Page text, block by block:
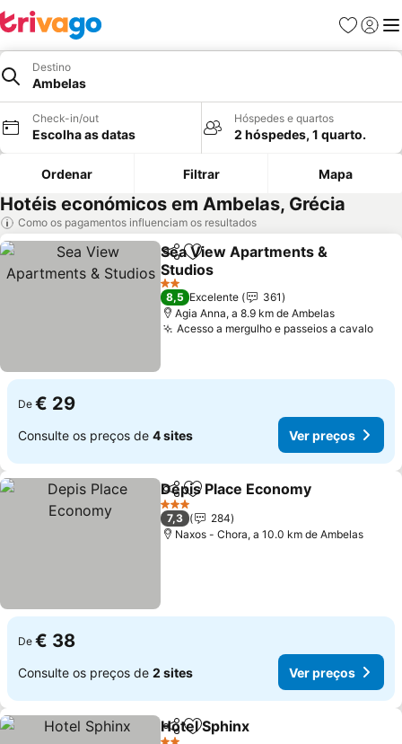
Favoritos
Iniciar
Destino
Ambelas
Check-in/out
Escolha as datas
Hóspedes e quartos
2 hóspedes, 1 quarto.
Ordenar Filtrar Mapa
Hotéis económicos em Ambelas, Grécia
Como os pagamentos influenciam os resultados
PartilharAdicionar aos favoritos
Sea View Apartments &
Studios
Ver preços
2 Estrelas
8,5 Excelente
361
Agia Anna, a 8.9 km de Ambelas
Acesso a mergulho e passeios a cavaloVer
De € 29
Consulte os preços de 4 sites Ver preços
PartilharAdicionar aos favoritos
Depis Place Economy
3 Estrelas
7,3
284
Naxos - Chora, a 10.0 km de Ambelas
De € 38
Consulte os preços de 2 sites Ver preços
PartilharAdicionar aos favoritos
Hotel Sphinx